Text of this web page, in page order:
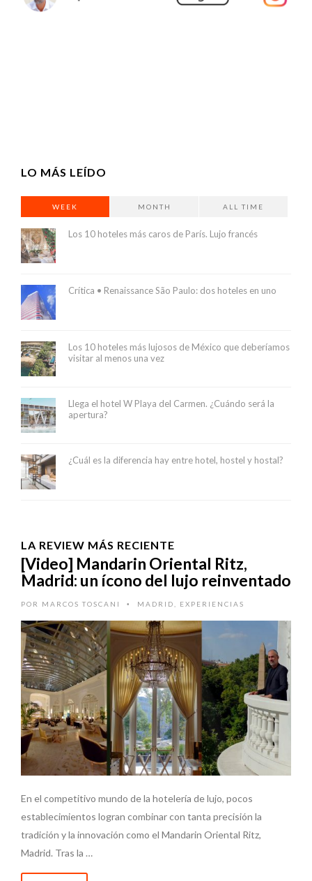
LO MÁS LEÍDO
WEEK MONTH ALL TIME
Los 10 hoteles más caros de París. Lujo francés
Crítica • Renaissance São Paulo: dos hoteles en uno
Los 10 hoteles más lujosos de México que deberíamos
visitar al menos una vez
Llega el hotel W Playa del Carmen. ¿Cuándo será la
apertura?
¿Cuál es la diferencia hay entre hotel, hostel y hostal?
LA REVIEW MÁS RECIENTE
[Video] Mandarin Oriental Ritz,
Madrid: un ícono del lujo reinventado
POR MARCOS TOSCANI • MADRID EXPERIENCIAS
En el competitivo mundo de la hotelería de lujo, pocos
establecimientos logran combinar con tanta precisión la
tradición y la innovación como el Mandarin Oriental Ritz,
Madrid. Tras la …